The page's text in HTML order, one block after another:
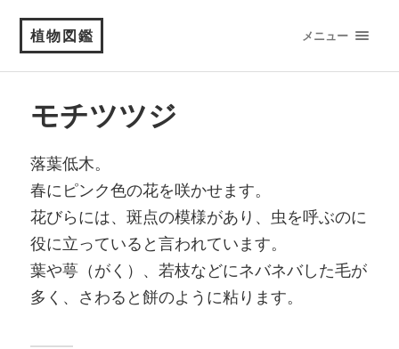
植物図鑑 メニュー
モチツツジ
落葉低木。
春にピンク色の花を咲かせます。
花びらには、斑点の模様があり、虫を呼ぶのに
役に立っていると言われています。
葉や萼（がく）、若枝などにネバネバした毛が
多く、さわると餅のように粘ります。